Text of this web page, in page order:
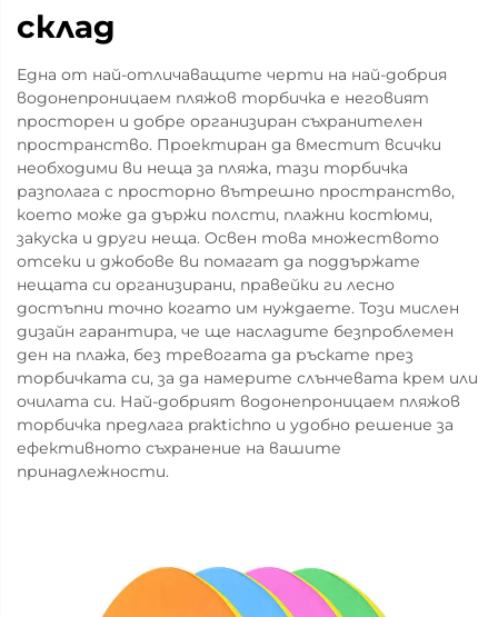
склад
Една от най-отличаващите черти на най-добрия
водонепроницаем пляжов торбичка е неговият
просторен и добре организиран съхранителен
пространство. Проектиран да вместит всички
необходими ви неща за пляжа, тази торбичка
разполага с просторно вътрешно пространство,
което може да държи полсти, плажни костюми,
закуска и други неща. Освен това множеството
отсеки и джобове ви помагат да поддържате
нещата си организирани, правейки ги лесно
достъпни точно когато им нуждаете. Този мислен
дизайн гарантира, че ще насладите безпроблемен
ден на плажа, без тревогата да ръскате през
торбичката си, за да намерите слънчевата крем или
очилата си. Най-добрият водонепроницаем пляжов
торбичка предлага praktichno и удобно решение за
ефективното съхранение на вашите
принадлежности.